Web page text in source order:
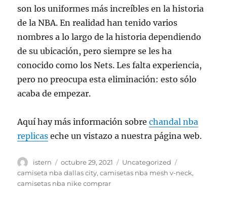
son los uniformes más increíbles en la historia
de la NBA. En realidad han tenido varios
nombres a lo largo de la historia dependiendo
de su ubicación, pero siempre se les ha
conocido como los Nets. Les falta experiencia,
pero no preocupa esta eliminación: esto sólo
acaba de empezar.
Aquí hay más información sobrechandal nba
replicas eche un vistazo a nuestra página web.
Autor
istern
Publicado
el
octubre 29, 2021 Categorías
Uncategorized
camiseta nba dallas city,camisetas nba mesh v-neck,
camisetas nba nike comprar